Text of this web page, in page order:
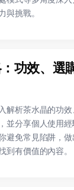
與挑戰。
功效、選
解析茶水晶的功
並分享個人使用經
避免常見陷阱，
到有價值的內容。